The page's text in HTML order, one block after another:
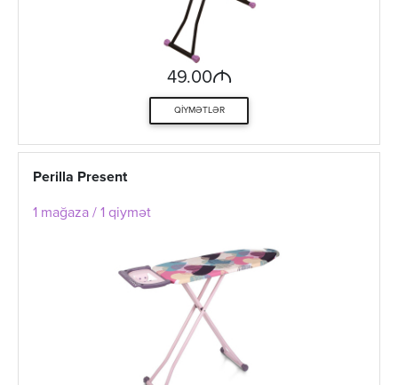
49.00M
QIYMƏTLƏR
Perilla Present
1 mağaza / 1 qiymət